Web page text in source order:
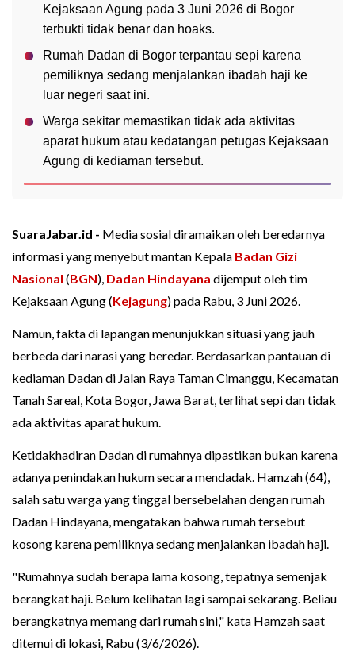
Kejaksaan Agung pada 3 Juni 2026 di Bogor
terbukti tidak benar dan hoaks.
Rumah Dadan di Bogor terpantau sepi karena
pemiliknya sedang menjalankan ibadah haji ke
luar negeri saat ini.
Warga sekitar memastikan tidak ada aktivitas
aparat hukum atau kedatangan petugas Kejaksaan
Agung di kediaman tersebut.
SuaraJabar.id - Media sosial diramaikan oleh beredarnya
informasi yang menyebut mantan Kepala Badan Gizi
Nasional (BGN), Dadan Hindayana dijemput oleh tim
Kejaksaan Agung (Kejagung) pada Rabu, 3 Juni 2026.
Namun, fakta di lapangan menunjukkan situasi yang jauh
berbeda dari narasi yang beredar. Berdasarkan pantauan di
kediaman Dadan di Jalan Raya Taman Cimanggu, Kecamatan
Tanah Sareal, Kota Bogor, Jawa Barat, terlihat sepi dan tidak
ada aktivitas aparat hukum.
Ketidakhadiran Dadan di rumahnya dipastikan bukan karena
adanya penindakan hukum secara mendadak. Hamzah (64),
salah satu warga yang tinggal bersebelahan dengan rumah
Dadan Hindayana, mengatakan bahwa rumah tersebut
kosong karena pemiliknya sedang menjalankan ibadah haji.
"Rumahnya sudah berapa lama kosong, tepatnya semenjak
berangkat haji. Belum kelihatan lagi sampai sekarang. Beliau
berangkatnya memang dari rumah sini," kata Hamzah saat
ditemui di lokasi, Rabu (3/6/2026).